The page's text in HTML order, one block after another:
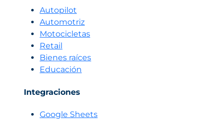
Autopilot
Automotriz
Motocicletas
Retail
Bienes raíces
Educación
Integraciones
Google Sheets